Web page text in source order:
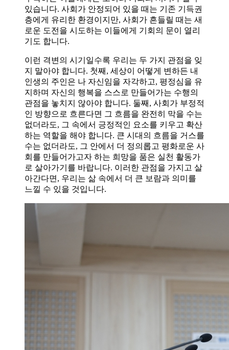
있습니다. 사회가 안정되어 있을 때는 기존 기득권
층에게 유리한 환경이지만, 사회가 흔들릴 때는 새
로운 도전을 시도하는 이들에게 기회의 문이 열리
기도 합니다.
이런 격변의 시기일수록 우리는 두 가지 관점을 잊
지 말아야 합니다. 첫째, 세상이 어떻게 변하든 내
인생의 주인은 나 자신임을 자각하고, 평정심을 유
지하며 자신의 행복을 스스로 만들어가는 수행의
관점을 놓치지 않아야 합니다. 둘째, 사회가 부정적
인 방향으로 흐른다면 그 흐름을 완전히 막을 수는
없더라도, 그 속에서 긍정적인 요소를 키우고 확산
하는 역할을 해야 합니다. 큰 시대의 흐름을 거스를
수는 없더라도, 그 안에서 더 정의롭고 평화로운 사
회를 만들어가고자 하는 희망을 품은 실천 활동가
로 살아가기를 바랍니다. 이러한 관점을 가지고 살
아간다면, 우리는 삶 속에서 더 큰 보람과 의미를
느낄 수 있을 것입니다.